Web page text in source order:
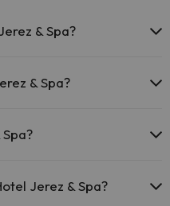
& Spa?
Fi de pago.
& Spa?
y otras instalaciones.
Jerez & Spa?